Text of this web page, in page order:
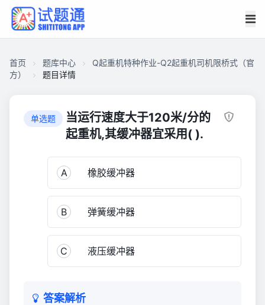
首页 题库中心
Q起重机特种作业-Q2起重机司机限桥式（官
方）
题目详情
单选题
当运行速度大于120米/分的
起重机,其缓冲器宜采用( ).
A 橡胶缓冲器
B 弹簧缓冲器
C 液压缓冲器
答案解析